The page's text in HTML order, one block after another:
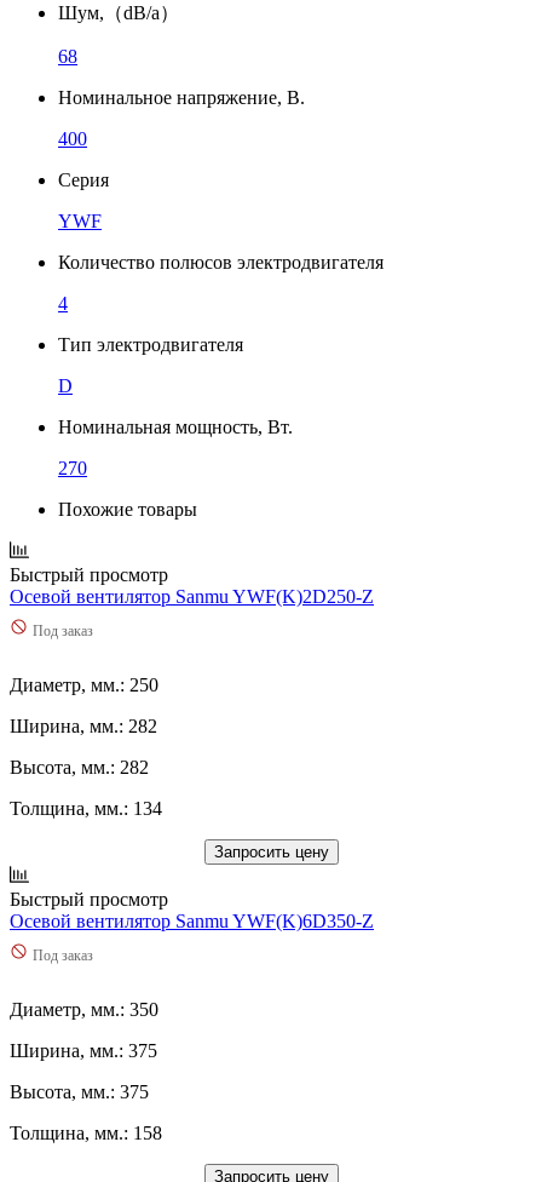
Шум,（dB/a）
68
Номинальное напряжение, В.
400
Серия
YWF
Количество полюсов электродвигателя
4
Тип электродвигателя
D
Номинальная мощность, Вт.
270
Похожие товары
Быстрый просмотр
Осевой вентилятор Sanmu YWF(K)2D250-Z
Под заказ
Диаметр, мм.: 250
Ширина, мм.: 282
Высота, мм.: 282
Толщина, мм.: 134
Запросить цену
Быстрый просмотр
Осевой вентилятор Sanmu YWF(K)6D350-Z
Под заказ
Диаметр, мм.: 350
Ширина, мм.: 375
Высота, мм.: 375
Толщина, мм.: 158
Запросить цену